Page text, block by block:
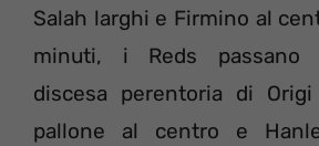
Salah larghi e Firmino al
minuti, i Reds passano
discesa perentoria di
pallone al centro e